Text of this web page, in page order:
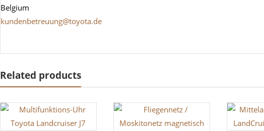
Belgium
kundenbetreuung@toyota.de
Related products